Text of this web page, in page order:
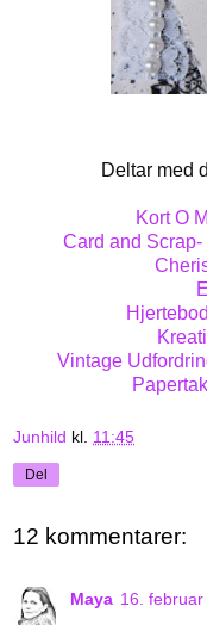
Deltar med
Kort O
Card and
Vintage
Junhild kl. 11:45
Del
12 kommentarer:
Maya 16.